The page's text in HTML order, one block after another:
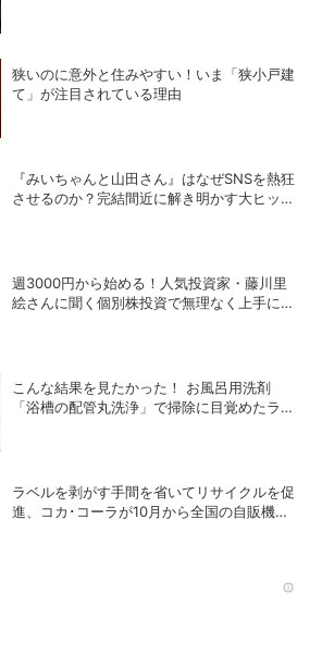
狭いのに意外と住みやすい！いま「狭小戸建
て」が注目されている理由
『みいちゃんと山田さん』はなぜSNSを熱狂
させるのか？完結間近に解き明かす大ヒット
週3000円から始める！人気投資家・藤川里
絵さんに聞く個別株投資で無理なく上手に稼
こんな結果を見たかった！ お風呂用洗剤
「浴槽の配管丸洗浄」で掃除に目覚めたライ
ラベルを剥がす手間を省いてリサイクルを促
進、コカ･コーラが10月から全国の自販機で